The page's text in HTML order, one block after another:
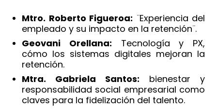
Mtro. Roberto Figueroa: ¨Experiencia del
empleado y su impacto en la retención¨.
Geovani Orellana: Tecnología y PX,
cómo los sistemas digitales mejoran la
retención.
Mtra. Gabriela Santos: bienestar y
responsabilidad social empresarial como
claves para la fidelización del talento.